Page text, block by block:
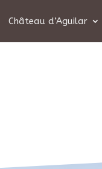
Château d’Aguilar